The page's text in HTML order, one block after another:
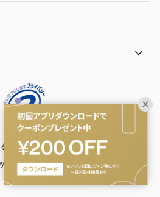
贈るなら | TANP（タンプ）
TANP Inc.